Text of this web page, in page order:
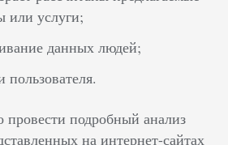
или услуги;
данных людей;
пользователя.
подробный анализ
на интернет-сайтах